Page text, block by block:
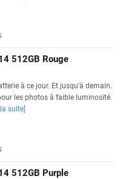
512GB Rouge
à ce jour. Et jusqu'à demain.
les photos à faible luminosité.
la suite]
512GB Purple